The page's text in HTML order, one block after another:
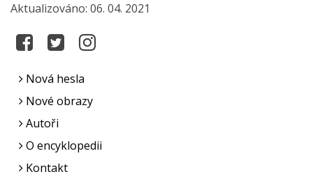
Aktualizováno: 06. 04. 2021
Nová hesla
Nové obrazy
Autoři
O encyklopedii
Kontakt